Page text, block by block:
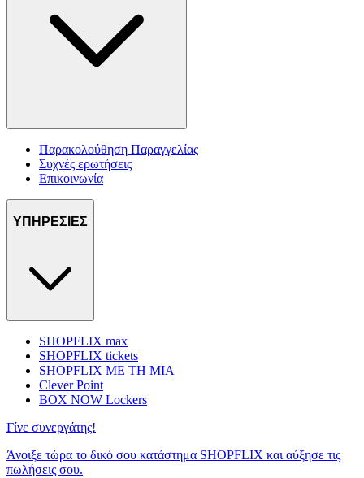
Παρακολούθηση Παραγγελίας
Συχνές ερωτήσεις
Επικοινωνία
ΥΠΗΡΕΣΙΕΣ
SHOPFLIX max
SHOPFLIX tickets
SHOPFLIX ΜΕ ΤΗ ΜΙΑ
Clever Point
BOX NOW Lockers
Γίνε συνεργάτης!
Άνοιξε τώρα το δικό σου κατάστημα SHOPFLIX και αύξησε τις
πωλήσεις σου.